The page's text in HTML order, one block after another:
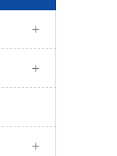
+
+
+